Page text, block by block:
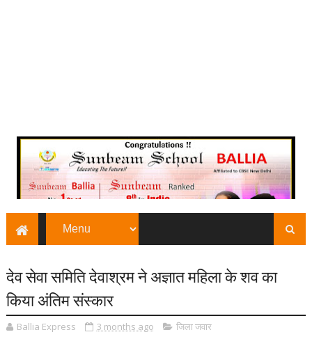
देव सेवा समिति देवाश्रम ने अज्ञात महिला के शव का
किया अंतिम संस्कार
Ballia Express 3 months ago जिला जवार